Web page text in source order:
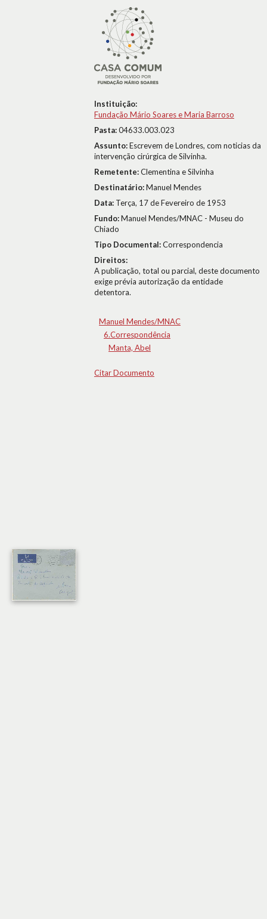
Instituição:
Fundação Mário Soares e Maria Barroso
Pasta:04633.003.023
Assunto:Escrevem de Londres, com noticias da
intervenção cirúrgica de Silvinha.
Remetente:Clementina e Silvinha
Destinatário:Manuel Mendes
Data: Terça, 17 de Fevereiro de 1953
Fundo:Manuel Mendes/MNAC - Museu do
Chiado
Tipo Documental:Correspondencia
Direitos:
A publicação, total ou parcial, deste documento
exige prévia autorização da entidade
detentora.
Manuel Mendes/MNAC
6.Correspondência
Manta, Abel
Citar Documento